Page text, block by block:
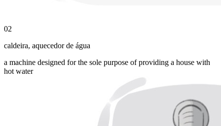
02
caldeira, aquecedor de água
a machine designed for the sole purpose of providing a house with
hot water